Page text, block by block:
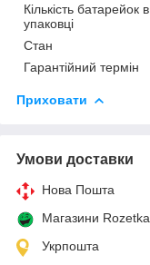
Кількість батарейок в
упаковці
Стан
Гарантійний термін
Приховати
Умови доставки
Нова Пошта
Магазини Rozetka
Укрпошта